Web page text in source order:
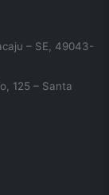
– SE, 49043-
125 – Santa